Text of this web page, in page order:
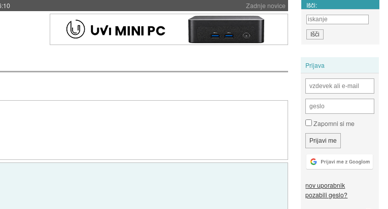
Zadnje novice Išči:
Prijava
Zapomni si me
nov uporabnik
pozabili geslo?